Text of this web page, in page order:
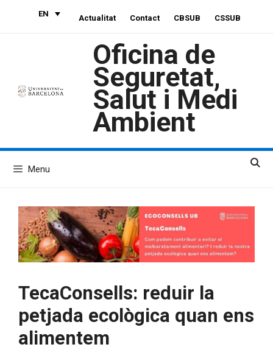
EN Actualitat Contact CBSUB CSSUB
Oficina de
Seguretat,
Salut i Medi
Ambient
Menu
TecaConsells: reduir la
petjada ecològica quan ens
alimentem